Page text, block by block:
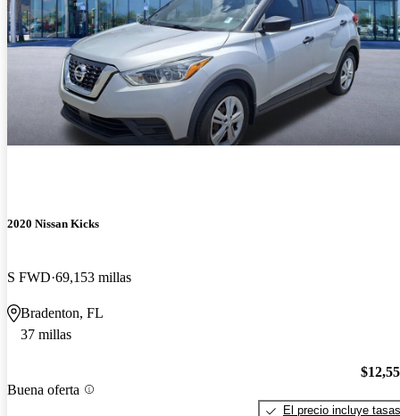
2020 Nissan Kicks
S FWD 69,153 millas
Bradenton, FL
37 millas
Buena oferta
El precio incluye tasas